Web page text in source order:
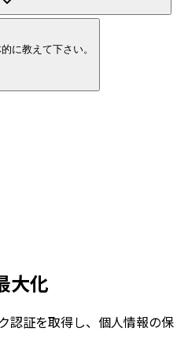
に教えて下さい。
大化
認証を取得し、個人情報の保